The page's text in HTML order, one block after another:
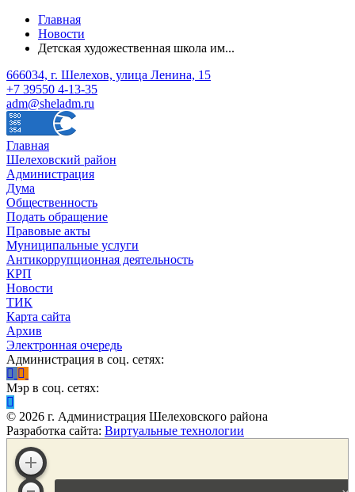
Главная
Новости
Детская художественная школа им...
666034, г. Шелехов, улица Ленина, 15
+7 39550 4-13-35
adm@sheladm.ru
Главная
Шелеховский район
Администрация
Дума
Общественность
Подать обращение
Правовые акты
Муниципальные услуги
Антикоррупционная деятельность
КРП
Новости
ТИК
Карта сайта
Архив
Электронная очередь
Администрация в соц. сетях:
Мэр в соц. сетях:
© 2026 г. Администрация Шелеховского района
Разработка сайта: Виртуальные технологии